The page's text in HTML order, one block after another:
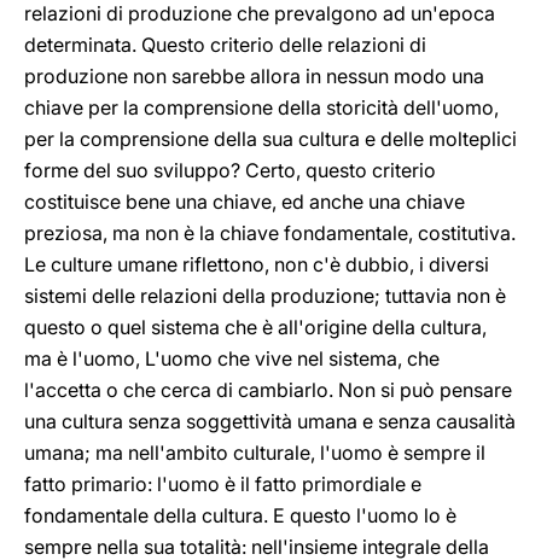
relazioni di produzione che prevalgono ad un'epoca
determinata. Questo criterio delle relazioni di
produzione non sarebbe allora in nessun modo una
chiave per la comprensione della storicità dell'uomo,
per la comprensione della sua cultura e delle molteplici
forme del suo sviluppo? Certo, questo criterio
costituisce bene una chiave, ed anche una chiave
preziosa, ma non è la chiave fondamentale, costitutiva.
Le culture umane riflettono, non c'è dubbio, i diversi
sistemi delle relazioni della produzione; tuttavia non è
questo o quel sistema che è all'origine della cultura,
ma è l'uomo, L'uomo che vive nel sistema, che
l'accetta o che cerca di cambiarlo. Non si può pensare
una cultura senza soggettività umana e senza causalità
umana; ma nell'ambito culturale, l'uomo è sempre il
fatto primario: l'uomo è il fatto primordiale e
fondamentale della cultura. E questo l'uomo lo è
sempre nella sua totalità: nell'insieme integrale della